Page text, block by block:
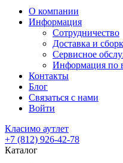
О компании
Информация
Сотрудничество
Доставка и
Сервисное
Информация по
Контакты
Блог
Связаться с нами
Войти
Класимо аутлет
+7 (812) 926-42-78
Каталог